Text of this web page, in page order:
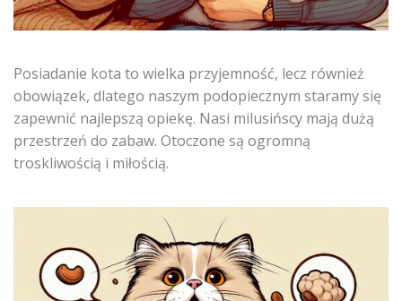
Posiadanie kota to wielka przyjemność, lecz również
obowiązek, dlatego naszym podopiecznym staramy się
zapewnić najlepszą opiekę. Nasi milusińscy mają dużą
przestrzeń do zabaw. Otoczone są ogromną
troskliwością i miłością.